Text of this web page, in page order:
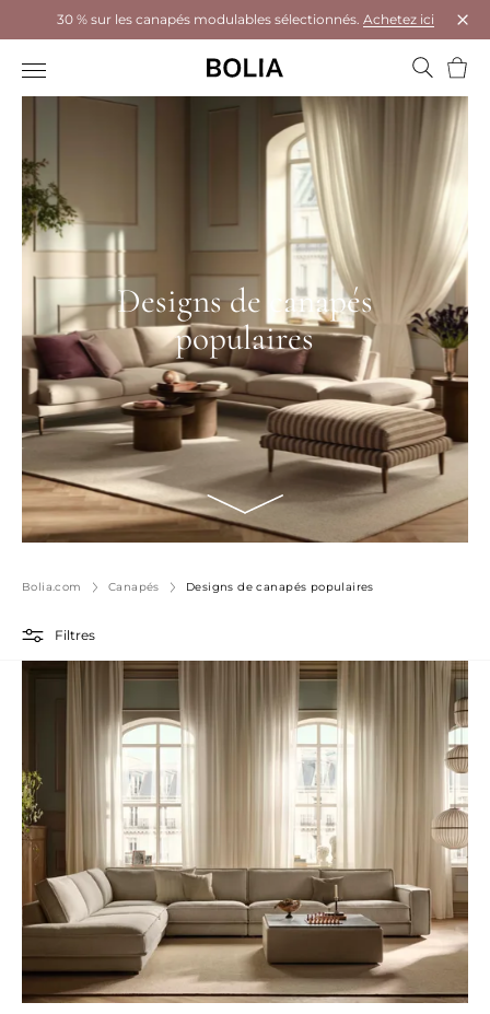
30 % sur les canapés modulables sélectionnés. Achetez ici
Designs de canapés
populaires
Bolia.com Canapés Designs de canapés populaires
Filtres